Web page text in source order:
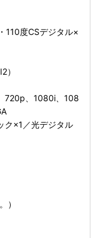
110度CSデジタル×
）
720p、1080i、108
ク×1／光デジタル
）